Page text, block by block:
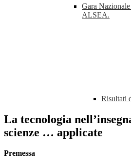
Gara
ALSEA.
Risultati
La tecnologia
scienze … applicate
Premessa